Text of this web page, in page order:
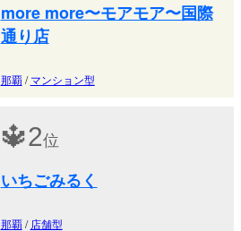
more more〜モアモア〜国際
通り店
那覇/マンション型
🔱2位
いちごみるく
那覇/ 店舗型